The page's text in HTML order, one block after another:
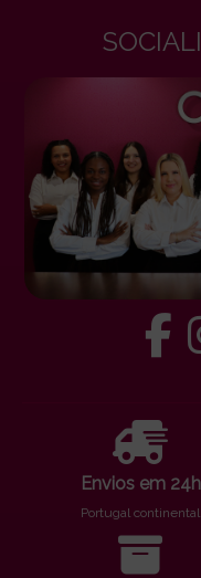
Envios em 24h
Portugal continental